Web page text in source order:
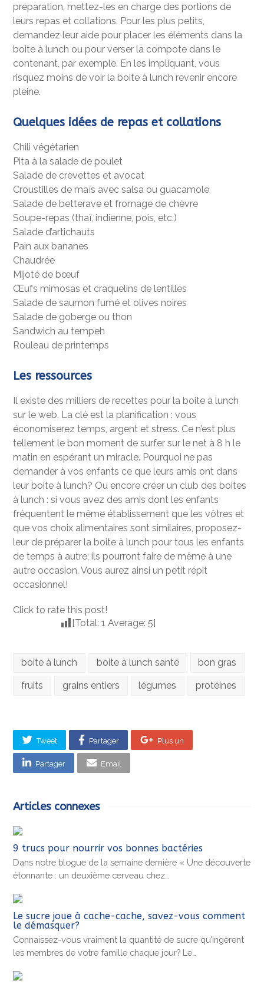
préparation, mettez-les en charge des portions de
leurs repas et collations. Pour les plus petits,
demandez leur aide pour placer les éléments dans la
boite à lunch ou pour verser la compote dans le
contenant, par exemple. En les impliquant, vous
risquez moins de voir la boite à lunch revenir encore
pleine.
Quelques idées de repas et collations
Chili végétarien
Pita à la salade de poulet
Salade de crevettes et avocat
Croustilles de maïs avec salsa ou guacamole
Salade de betterave et fromage de chèvre
Soupe-repas (thaï, indienne, pois, etc.)
Salade d’artichauts
Pain aux bananes
Chaudrée
Mijoté de bœuf
Œufs mimosas et craquelins de lentilles
Salade de saumon fumé et olives noires
Salade de goberge ou thon
Sandwich au tempeh
Rouleau de printemps
Les ressources
Il existe des milliers de recettes pour la boite à lunch
sur le web. La clé est la planification : vous
économiserez temps, argent et stress. Ce n’est plus
tellement le bon moment de surfer sur le net à 8 h le
matin en espérant un miracle. Pourquoi ne pas
demander à vos enfants ce que leurs amis ont dans
leur boite à lunch? Ou encore créer un club des boites
à lunch : si vous avez des amis dont les enfants
fréquentent le même établissement que les vôtres et
que vos choix alimentaires sont similaires, proposez-
leur de préparer la boite à lunch pour tous les enfants
de temps à autre; ils pourront faire de même à une
autre occasion. Vous aurez ainsi un petit répit
occasionnel!
Click to rate this post!
[Total:1 Average:5]
boite à lunch boite à lunch santé bon gras
fruits grains entiers légumes protéines
Tweet Partager Plus un
Partager Email
Articles connexes
9 trucs pour nourrir vos bonnes bactéries
Dans notre blogue de la semaine dernière « Une découverte
étonnante : un deuxième cerveau chez…
Le sucre joue à cache-cache, savez-vous comment
le démasquer?
Connaissez-vous vraiment la quantité de sucre qu’ingèrent
les membres de votre famille chaque jour? Le…